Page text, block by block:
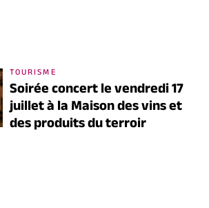
TOURISME
Soirée concert le vendredi 17
juillet à la Maison des vins et
des produits du terroir